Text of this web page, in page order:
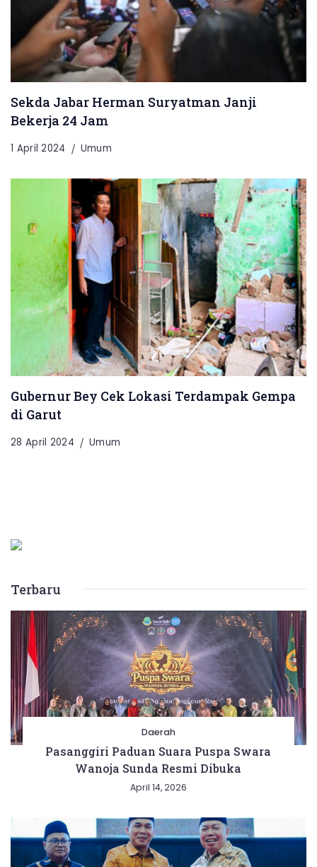
Sekda Jabar Herman Suryatman Janji
Bekerja 24 Jam
1 April 2024 Umum
Gubernur Bey Cek Lokasi Terdampak Gempa
di Garut
28 April 2024 Umum
Terbaru
Daerah
Pasanggiri Paduan Suara Puspa Swara
Wanoja Sunda Resmi Dibuka
April 14, 2026